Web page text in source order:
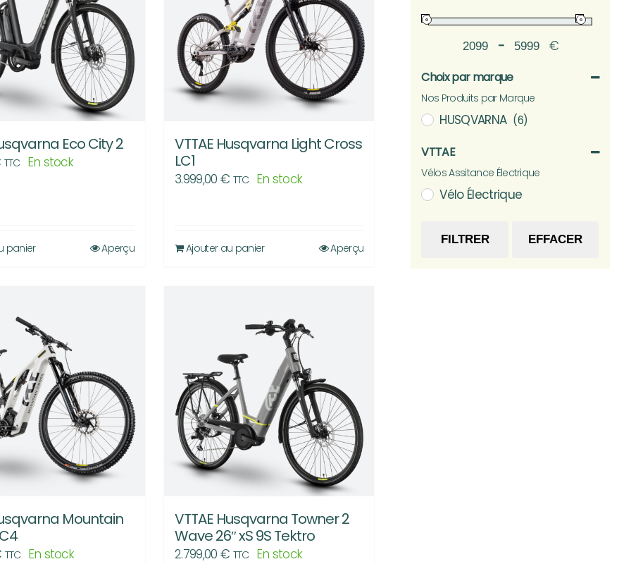
Eco City 2
TTC En stock
panier Aperçu
VTTAE Husqvarna Light Cross
LC1
3.999,00 € TTC En stock
Ajouter au panier Aperçu
Mountain
TTC En stock
VTTAE Husqvarna Towner 2
Wave 26″ xS 9S Tektro
2.799,00 € TTC En stock
Minimum Price
-
Maximum Price
€
Choix par marque
Nos Produits par Marque
HUSQVARNA (6)
VTTAE
Vélos Assitance Électrique
Vélo Électrique
FILTRER EFFACER